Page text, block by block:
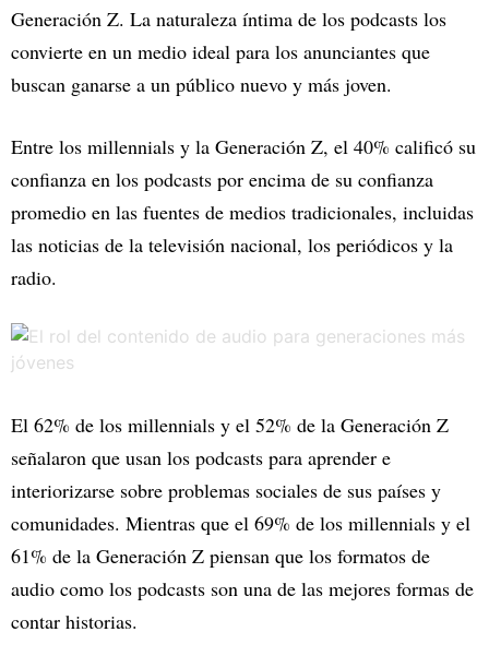
Generación Z. La naturaleza íntima de los podcasts los
convierte en un medio ideal para los anunciantes que
buscan ganarse a un público nuevo y más joven.
Entre los millennials y la Generación Z, el 40% calificó su
confianza en los podcasts por encima de su confianza
promedio en las fuentes de medios tradicionales, incluidas
las noticias de la televisión nacional, los periódicos y la
radio.
El 62% de los millennials y el 52% de la Generación Z
señalaron que usan los podcasts para aprender e
interiorizarse sobre problemas sociales de sus países y
comunidades. Mientras que el 69% de los millennials y el
61% de la Generación Z piensan que los formatos de
audio como los podcasts son una de las mejores formas de
contar historias.